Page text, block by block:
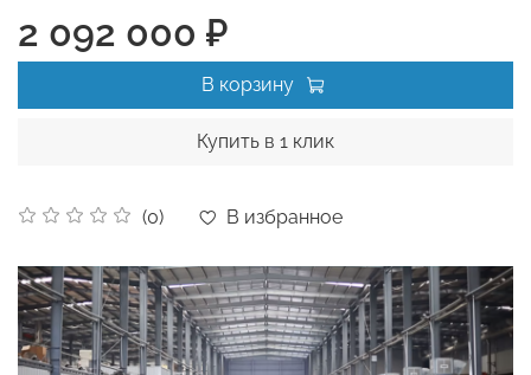
(0) В избранное
2 092 000 ₽
В корзину
Купить в 1 клик